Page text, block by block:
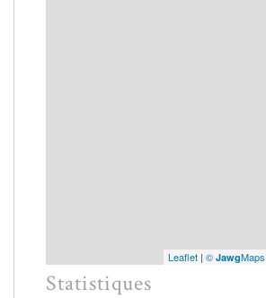
Leaflet | © JawgMaps
Statistiques